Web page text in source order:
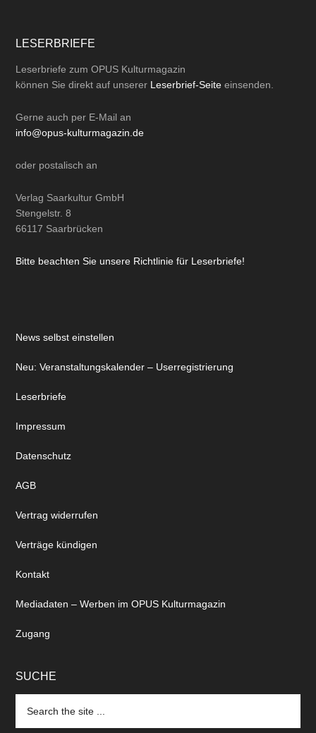
LESERBRIEFE
Leserbriefe zum OPUS Kulturmagazin
können Sie direkt auf unserer Leserbrief-Seite einsenden.
Gerne auch per E-Mail an
info@opus-kulturmagazin.de
oder postalisch an
Verlag Saarkultur GmbH
Stengelstr. 8
66117 Saarbrücken
Bitte beachten Sie unsere Richtlinie für Leserbriefe!
News selbst einstellen
Neu: Veranstaltungskalender – Userregistrierung
Leserbriefe
Impressum
Datenschutz
AGB
Vertrag widerrufen
Verträge kündigen
Kontakt
Mediadaten – Werben im OPUS Kulturmagazin
Zugang
SUCHE
the